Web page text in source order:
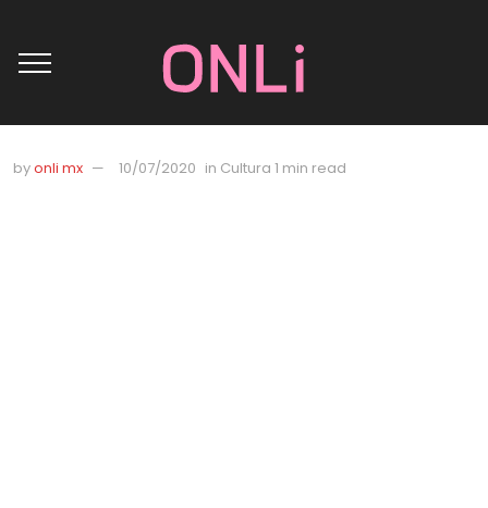
byonli mx 10/07/2020 in Cultura 1 min read